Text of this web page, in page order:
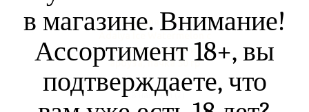
Табак для кальяна
ароматом льда и
арбуза, пачка 50 гр
В наличии (2)
в магазине. Внимание!
Ассортимент 18+, вы
подтверждаете, что